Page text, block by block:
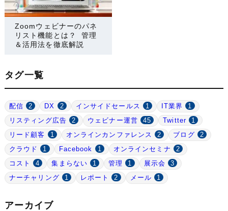
Zoomウェビナーのパネ
リスト機能とは？ 管理
＆活用法を徹底解説
タグ一覧
配信 2 DX 2 インサイドセールス 1 IT業界
1
リスティング広告
2 ウェビナー運営 45 Twitter
1
リード顧客
1 オンラインカンファレンス 2 ブログ
2
クラウド
1 Facebook 1 オンラインセミナ
2
コスト
4 集まらない 1 管理 1 展示会
3
ナーチャリング
1 レポート 2 メール 1
アーカイブ